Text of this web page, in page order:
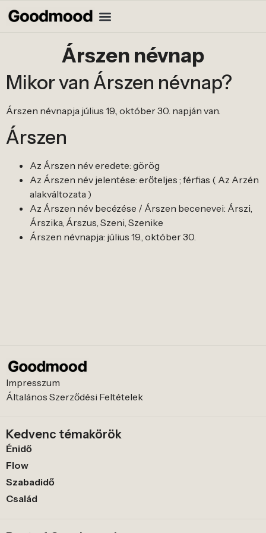
Árszen névnap
Mikor van Árszen névnap?
Árszen névnapja július 19., október 30. napján van.
Árszen
Az Árszen név eredete: görög
Az Árszen név jelentése: erőteljes ; férfias ( Az Arzén
alakváltozata )
Az Árszen név becézése / Árszen becenevei: Árszi,
Árszika, Árszus, Szeni, Szenike
Árszen névnapja: július 19., október 30.
Impresszum
Általános Szerződési Feltételek
Kedvenc témakörök
Énidő
Flow
Szabadidő
Család